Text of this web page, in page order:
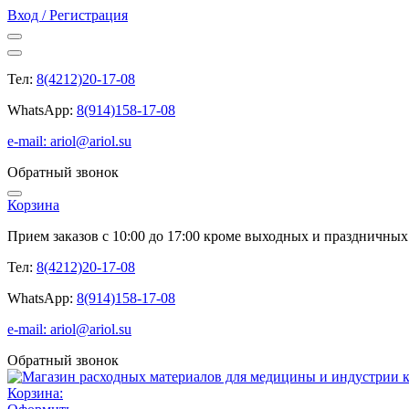
Вход / Регистрация
Тел: 8(4212)20-17-08
WhatsApp: 8(914)158-17-08
e-mail: ariol@ariol.su
Обратный звонок
Корзина
Прием заказов с 10:00 до 17:00 кроме выходных и
Тел: 8(4212)20-17-08
WhatsApp: 8(914)158-17-08
e-mail: ariol@ariol.su
Обратный звонок
Корзина: